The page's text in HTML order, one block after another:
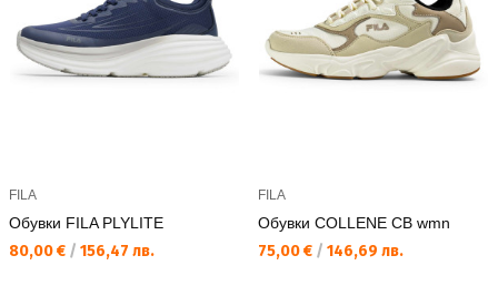
FILA
Обувки FILA PLYLITE
Текуща цена:
80,00 € / 156,47 лв.
FILA
Обувки COLLENE CB wmn
Текуща цена:
75,00 € / 146,69 лв.